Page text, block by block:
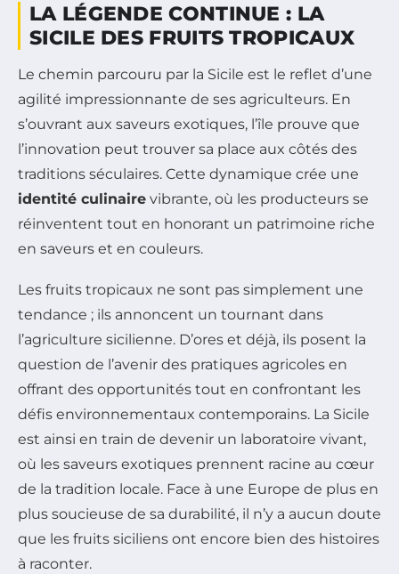
LA LÉGENDE CONTINUE : LA
SICILE DES FRUITS TROPICAUX
Le chemin parcouru par la Sicile est le reflet d’une
agilité impressionnante de ses agriculteurs. En
s’ouvrant aux saveurs exotiques, l’île prouve que
l’innovation peut trouver sa place aux côtés des
traditions séculaires. Cette dynamique crée une
identité culinaire vibrante, où les producteurs se
réinventent tout en honorant un patrimoine riche
en saveurs et en couleurs.
Les fruits tropicaux ne sont pas simplement une
tendance ; ils annoncent un tournant dans
l’agriculture sicilienne. D’ores et déjà, ils posent la
question de l’avenir des pratiques agricoles en
offrant des opportunités tout en confrontant les
défis environnementaux contemporains. La Sicile
est ainsi en train de devenir un laboratoire vivant,
où les saveurs exotiques prennent racine au cœur
de la tradition locale. Face à une Europe de plus en
plus soucieuse de sa durabilité, il n’y a aucun doute
que les fruits siciliens ont encore bien des histoires
à raconter.